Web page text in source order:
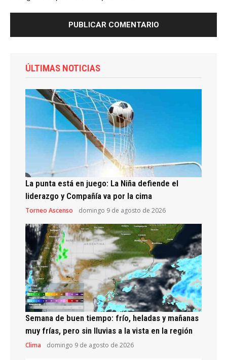
ÚLTIMAS NOTICIAS
La punta está en juego: La Niña defiende el
liderazgo y Compañía va por la cima
Torneo Ascenso domingo 9 de agosto de 2026
Semana de buen tiempo: frío, heladas y mañanas
muy frías, pero sin lluvias a la vista en la región
Clima domingo 9 de agosto de 2026